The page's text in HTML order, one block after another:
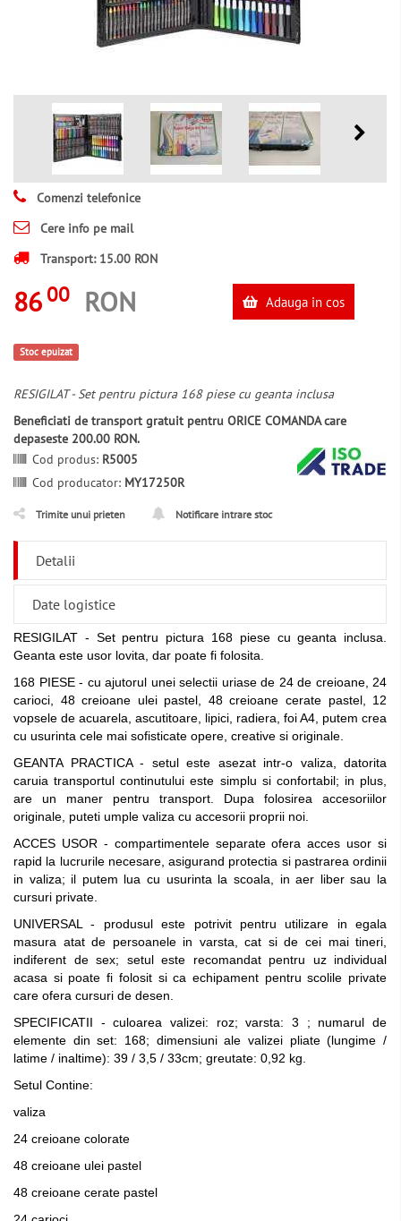
Comenzi telefonice
Cere info pe mail
Transport: 15.00 RON
86 00 RON Adauga in cos
Stoc epuizat
RESIGILAT - Set pentru pictura 168 piese cu geanta inclusa
Beneficiati de transport gratuit pentru ORICE COMANDA care
depaseste 200.00 RON.
Cod produs: R5005
Cod producator: MY17250R
Trimite unui prieten Notificare intrare stoc
Detalii
Date logistice
RESIGILAT - Set pentru pictura 168 piese cu geanta inclusa.
Geanta este usor lovita, dar poate fi folosita.
168 PIESE - cu ajutorul unei selectii uriase de 24 de creioane, 24
carioci, 48 creioane ulei pastel, 48 creioane cerate pastel, 12
vopsele de acuarela, ascutitoare, lipici, radiera, foi A4, putem crea
cu usurinta cele mai sofisticate opere, creative si originale.
GEANTA PRACTICA - setul este asezat intr-o valiza, datorita
caruia transportul continutului este simplu si confortabil; in plus,
are un maner pentru transport. Dupa folosirea accesoriilor
originale, puteti umple valiza cu accesorii proprii noi.
ACCES USOR - compartimentele separate ofera acces usor si
rapid la lucrurile necesare, asigurand protectia si pastrarea ordinii
in valiza; il putem lua cu usurinta la scoala, in aer liber sau la
cursuri private.
UNIVERSAL - produsul este potrivit pentru utilizare in egala
masura atat de persoanele in varsta, cat si de cei mai tineri,
indiferent de sex; setul este recomandat pentru uz individual
acasa si poate fi folosit si ca echipament pentru scolile private
care ofera cursuri de desen.
SPECIFICATII - culoarea valizei: roz; varsta: 3 ; numarul de
elemente din set: 168; dimensiuni ale valizei pliate (lungime /
latime / inaltime): 39 / 3,5 / 33cm; greutate: 0,92 kg.
Setul Contine:
valiza
24 creioane colorate
48 creioane ulei pastel
48 creioane cerate pastel